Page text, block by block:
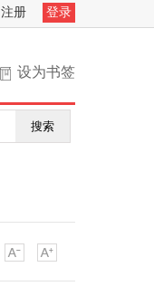
注册 登录
设为书签
搜索